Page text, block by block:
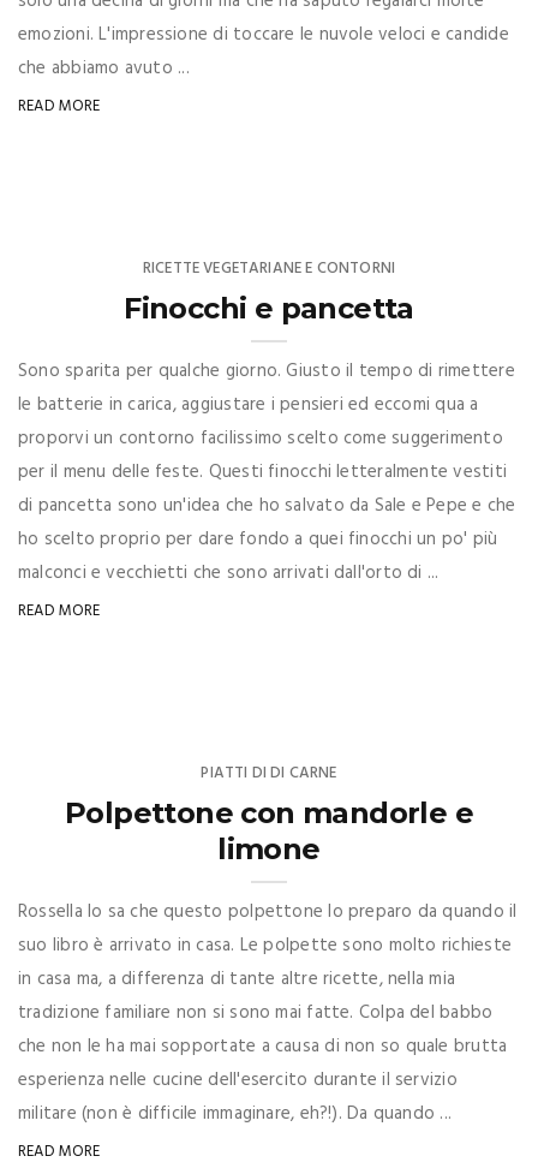
emozioni. L'impressione di toccare le nuvole veloci e candide
che abbiamo avuto ...
READ MORE
RICETTE VEGETARIANE E CONTORNI
Finocchi e pancetta
Sono sparita per qualche giorno. Giusto il tempo di rimettere
le batterie in carica, aggiustare i pensieri ed eccomi qua a
proporvi un contorno facilissimo scelto come suggerimento
per il menu delle feste. Questi finocchi letteralmente vestiti
di pancetta sono un'idea che ho salvato da Sale e Pepe e che
ho scelto proprio per dare fondo a quei finocchi un po' più
malconci e vecchietti che sono arrivati dall'orto di ...
READ MORE
PIATTI DI DI CARNE
Polpettone con mandorle e
limone
Rossella lo sa che questo polpettone lo preparo da quando il
suo libro è arrivato in casa. Le polpette sono molto richieste
in casa ma, a differenza di tante altre ricette, nella mia
tradizione familiare non si sono mai fatte. Colpa del babbo
che non le ha mai sopportate a causa di non so quale brutta
esperienza nelle cucine dell'esercito durante il servizio
militare (non è difficile immaginare, eh?!). Da quando ...
READ MORE